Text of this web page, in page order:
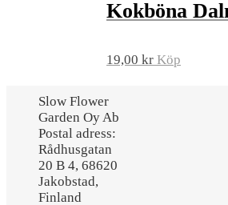
Kokböna
19,00 kr Köp
Slow Flower
Garden Oy Ab
Postal adress:
Rådhusgatan
20 B 4, 68620
Jakobstad,
Finland